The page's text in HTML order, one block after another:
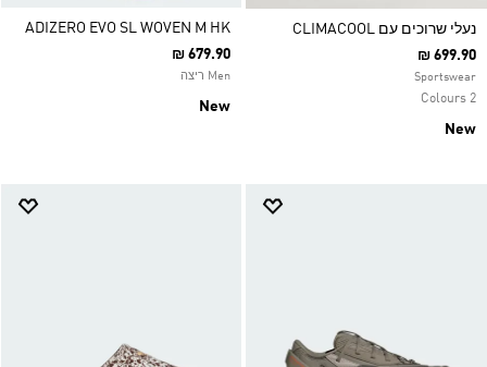
נעלי שרוכים עם CLIMACOOL
₪ 699.90
Sportswear
2 Colours
New
ADIZERO EVO SL WOVEN M HK
₪ 679.90
Men ריצה
New